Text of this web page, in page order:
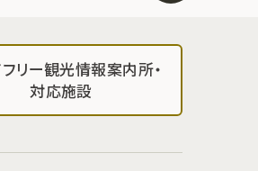
リー観光情報案内所・
対応施設